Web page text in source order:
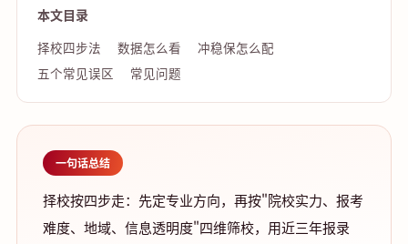
本文目录
择校四步法
数据怎么看
冲稳保怎么配
五个常见误区
常见问题
一句话总结
择校按四步走：先定专业方向，再按"院校实力、报考
难度、地域、信息透明度"四维筛校，用近三年报录